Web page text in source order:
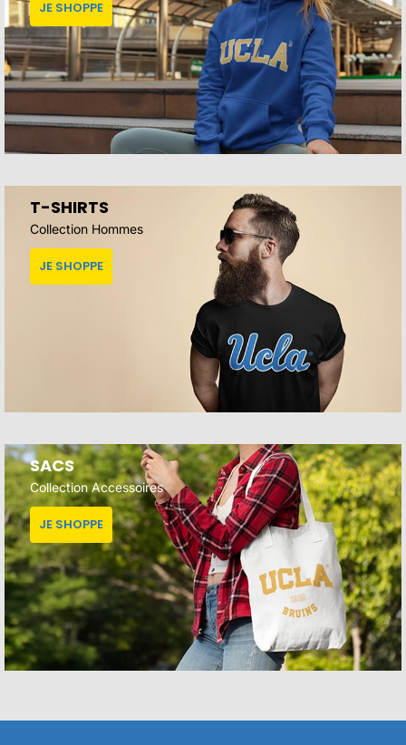
JE SHOPPE
T-SHIRTS
Collection Hommes
JE SHOPPE
SACS
Collection Accessoires
JE SHOPPE